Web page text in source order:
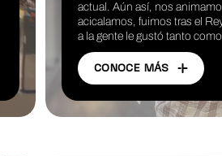
actual. Aún así, nos
acicalamos, fuimos tras el
a la gente le gustó tanto
CONOCE MÁS